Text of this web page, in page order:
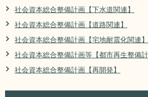
サイトマップ 組織から
リンク集
RSS プライ
サイトについて
社会資本総合整備計画【下水道関連】
社会資本総合整備計画【道路関連】
社会資本総合整備計画【宅地耐震化関連】
社会資本総合整備計画等【都市再生整備計
社会資本総合整備計画【再開発】